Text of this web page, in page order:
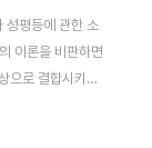
성평등에 관한 소
이론을 비판하면
으로 결합시키려
나는 그녀의 이